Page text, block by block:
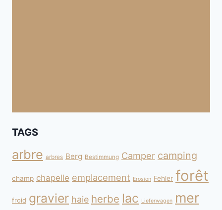
TAGS
arbre arbres Berg Bestimmung Camper camping
champ chapelle emplacement Erosion Fehler forêt
froid gravier haie herbe lac Lieferwagen mer